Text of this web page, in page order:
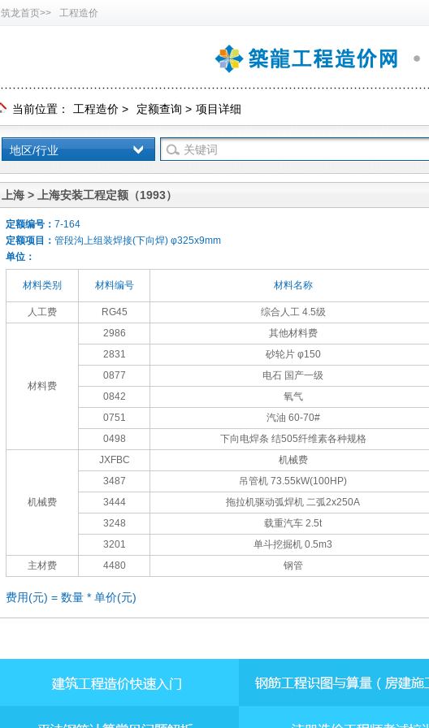
筑龙首页>> 工程造价
当前位置： 工程造价 > 定额查询 > 项目详细
地区/行业
上海 > 上海安装工程定额（1993）
定额编号： 7-164
定额项目： 管段沟上组装焊接(下向焊) φ325x9mm
单位：
材料类别 材料编号 材料名称
人工费 RG45 综合人工 4.5级
材料费
2986 其他材料费
2831
砂轮片 φ150
0877
电石 国产一级
0842
氧气
0751
汽油 60-70#
0498
下向电焊条 结505纤维素各种规格
机械费
JXFBC 机械费
3487
吊管机 73.55kW(100HP)
3444
拖拉机驱动弧焊机 二弧2x250A
3248
载重汽车 2.5t
3201
单斗挖掘机 0.5m3
主材费
4480 钢管
费用(元) = 数量 * 单价(元)